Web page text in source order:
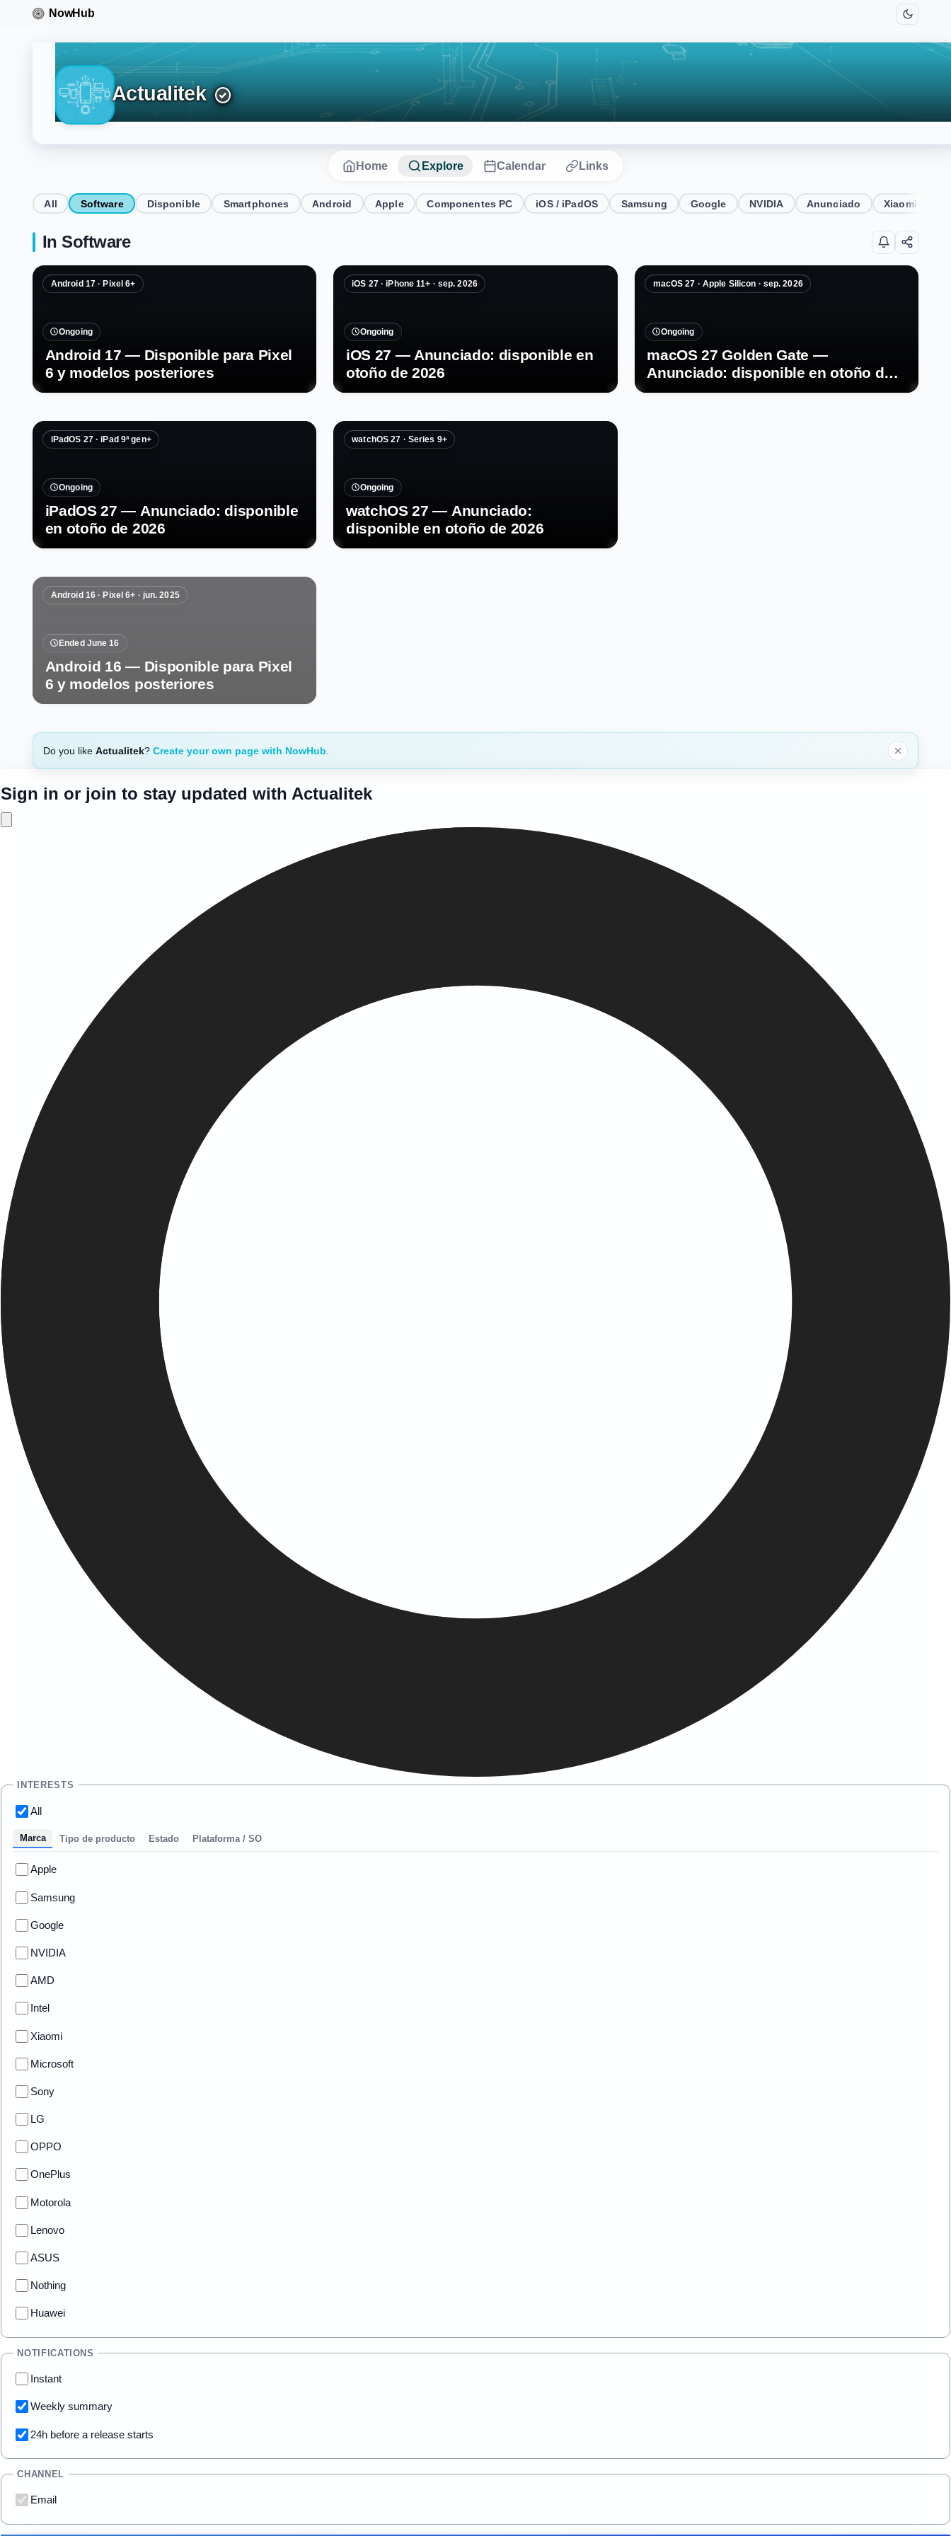
Actualitek
Home Explore Calendar Links
All Software Disponible Smartphones Android Apple Componentes PC iOS / iPadOS Samsung Google NVIDIA Anunciado Xiaomi
In Software
Android 17 · Pixel 6+
Ongoing
Android 17 — Disponible para Pixel
6 y modelos posteriores
iOS 27 · iPhone 11+ · sep. 2026
Ongoing
iOS 27 — Anunciado: disponible en
otoño de 2026
macOS 27 · Apple Silicon · sep. 2026
Ongoing
macOS 27 Golden Gate —
Anunciado: disponible en otoño de
2026
iPadOS 27 · iPad 9ª gen+
Ongoing
iPadOS 27 — Anunciado: disponible
en otoño de 2026
watchOS 27 · Series 9+
Ongoing
watchOS 27 — Anunciado:
disponible en otoño de 2026
Android 16 · Pixel 6+ · jun. 2025
Ended June 16
Android 16 — Disponible para Pixel
6 y modelos posteriores
Do you like Actualitek? Create your own page with NowHub
Sign in or join to stay updated with Actualitek
INTERESTS
All
Marca Tipo de producto Estado Plataforma / SO
Apple
Samsung
Google
NVIDIA
AMD
Intel
Xiaomi
Microsoft
Sony
LG
OPPO
OnePlus
Motorola
Lenovo
ASUS
Nothing
Huawei
NOTIFICATIONS
Instant
Weekly summary
24h before a release starts
CHANNEL
Email